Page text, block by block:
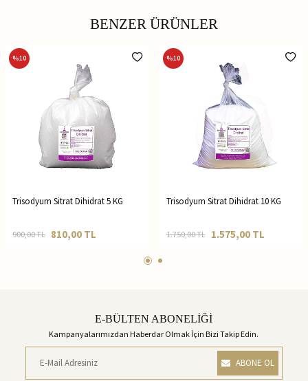
BENZER ÜRÜNLER
%10
Trisodyum Sitrat Dihidrat 5 KG
900,00TL 810,00 TL
%10
Trisodyum Sitrat Dihidrat 10 KG
1.750,00TL 1.575,00TL
E-BÜLTEN ABONELİĞİ
Kampanyalarımızdan Haberdar Olmak İçin Bizi Takip Edin.
ABONE OL